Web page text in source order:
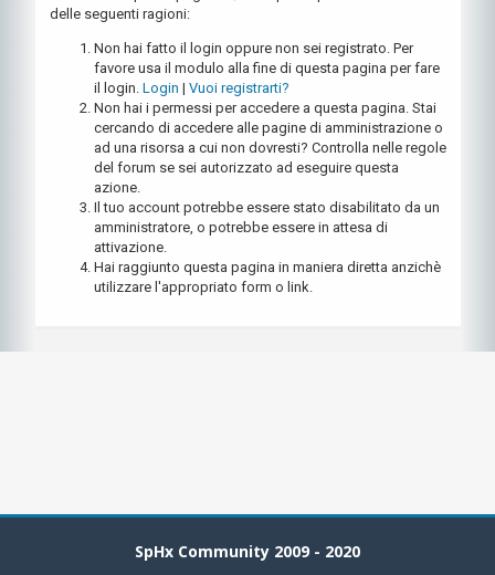
delle seguenti ragioni:
Non hai fatto il login oppure non sei registrato. Per
favore usa il modulo alla fine di questa pagina per fare
il login. Login | Vuoi registrarti?
Non hai i permessi per accedere a questa pagina. Stai
cercando di accedere alle pagine di amministrazione o
ad una risorsa a cui non dovresti? Controlla nelle regole
del forum se sei autorizzato ad eseguire questa
azione.
Il tuo account potrebbe essere stato disabilitato da un
amministratore, o potrebbe essere in attesa di
attivazione.
Hai raggiunto questa pagina in maniera diretta anzichè
utilizzare l'appropriato form o link.
SpHx Community 2009 - 2020